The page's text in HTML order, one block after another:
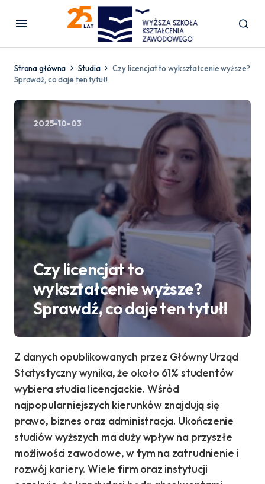
Strona główna Studia
Czy licencjat to wykształcenie wyższe?
Sprawdź, co daje ten tytuł!
2025-10-03
Czy licencjat to
wykształcenie wyższe?
Sprawdź, co daje ten tytuł!
Z danych opublikowanych przez Główny Urząd
Statystyczny wynika, że około 61% studentów
wybiera studia licencjackie. Wśród
najpopularniejszych kierunków znajdują się
prawo, biznes oraz administracja. Ukończenie
studiów wyższych ma duży wpływ na przyszłe
możliwości zawodowe, w tym na zatrudnienie i
rozwój kariery. Wiele firm oraz instytucji